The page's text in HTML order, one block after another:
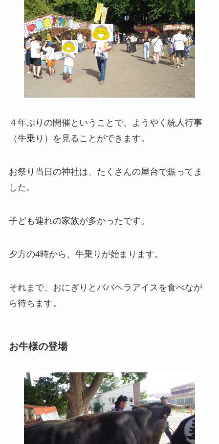
４年ぶりの開催ということで、ようやく統人行事
（牛乗り）を見ることができます。
お祭り当日の神社は、たくさんの屋台で賑ってま
した。
子ども連れの家族が多かったです。
夕方の4時から、牛乗りが始まります。
それまで、おにぎりとババヘラアイスを食べなが
ら待ちます。
お牛様の登場